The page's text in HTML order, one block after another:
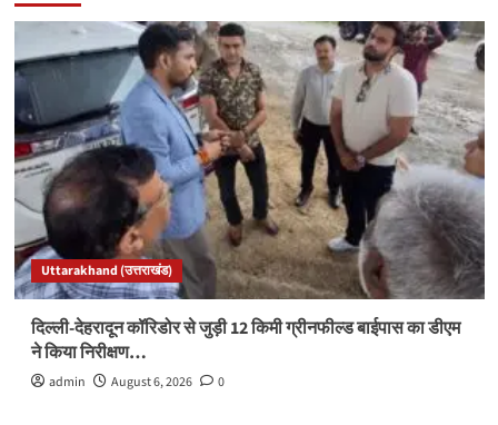
Uttarakhand (उत्तराखंड)
दिल्ली-देहरादून कॉरिडोर से जुड़ी 12 किमी ग्रीनफील्ड बाईपास का डीएम
ने किया निरीक्षण…
admin August 6, 2026 0